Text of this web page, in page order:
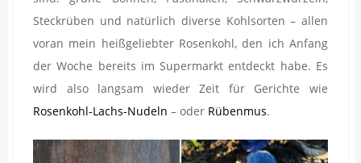
Steckrüben und natürlich diverse Kohlsorten – allen
voran mein heißgeliebter Rosenkohl, den ich Anfang
der Woche bereits im Supermarkt entdeckt habe. Es
wird also langsam wieder Zeit für Gerichte wie
Rosenkohl-Lachs-Nudeln – oder Rübenmus.